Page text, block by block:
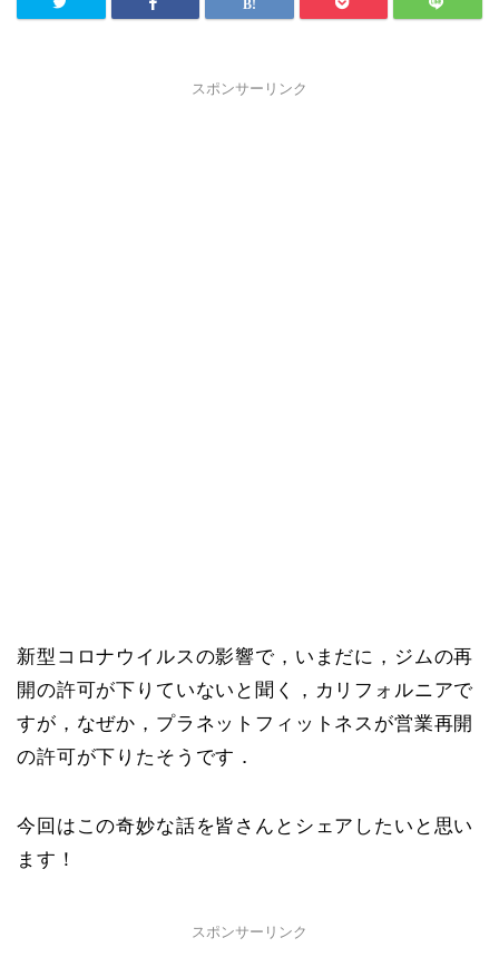
スポンサーリンク
新型コロナウイルスの影響で，いまだに，ジムの再
開の許可が下りていないと聞く，カリフォルニアで
すが，なぜか，プラネットフィットネスが営業再開
の許可が下りたそうです．
今回はこの奇妙な話を皆さんとシェアしたいと思い
ます！
スポンサーリンク